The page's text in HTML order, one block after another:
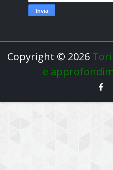
Copyright © 2026
e